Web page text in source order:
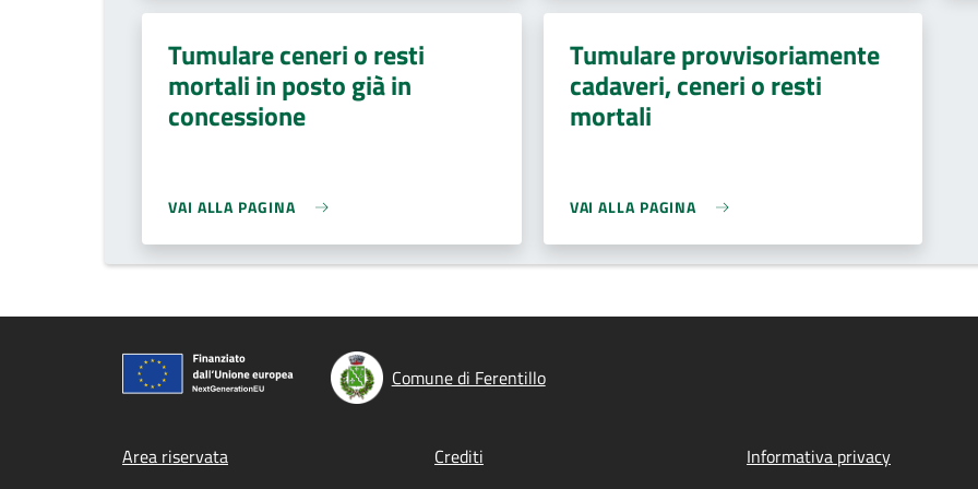
Tumulare ceneri o resti
mortali in posto già in
concessione
VAI ALLA PAGINA
Tumulare provvisoriamente
cadaveri, ceneri o resti
mortali
VAI ALLA PAGINA
Comune di Ferentillo
Footer menu
Area riservata Crediti Informativa privacy